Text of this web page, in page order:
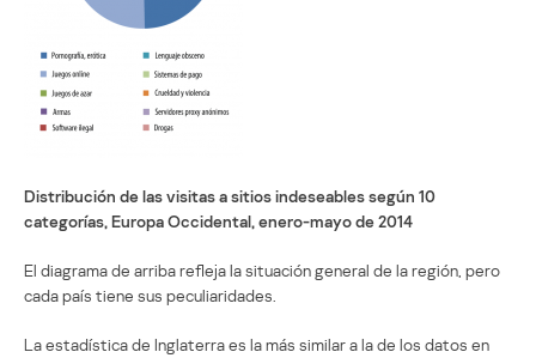
Distribución de las visitas a sitios indeseables según 10
categorías, Europa Occidental, enero-mayo de 2014
El diagrama de arriba refleja la situación general de la región, pero
cada país tiene sus peculiaridades.
La estadística de Inglaterra es la más similar a la de los datos en